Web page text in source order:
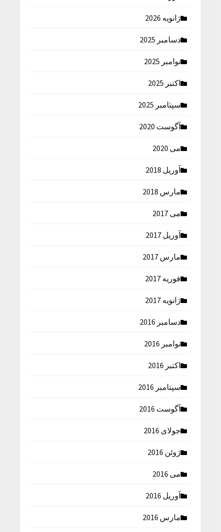
ژانویه 2026
دسامبر 2025
نوامبر 2025
اکتبر 2025
سپتامبر 2025
آگوست 2020
می 2020
آوریل 2018
مارس 2018
می 2017
آوریل 2017
مارس 2017
فوریه 2017
ژانویه 2017
دسامبر 2016
نوامبر 2016
اکتبر 2016
سپتامبر 2016
آگوست 2016
جولای 2016
ژوئن 2016
می 2016
آوریل 2016
مارس 2016